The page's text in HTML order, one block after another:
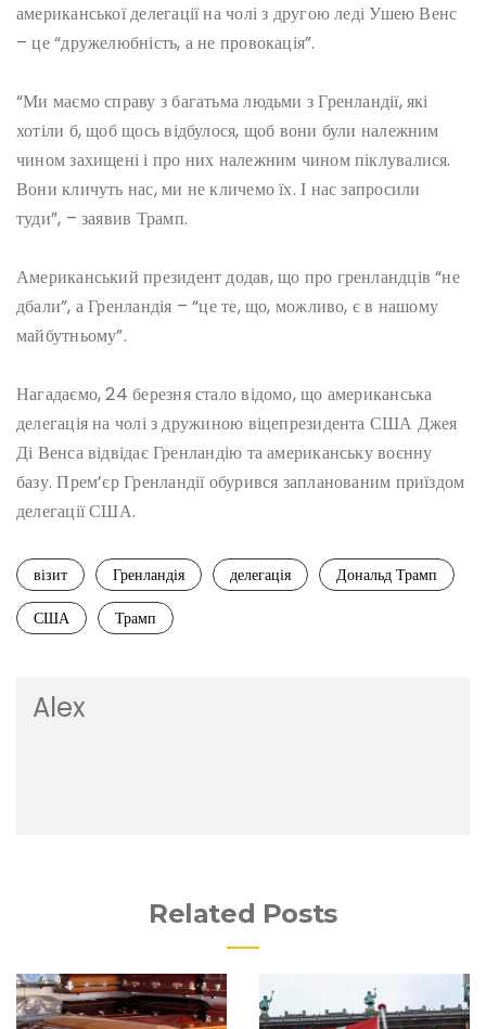
американської делегації на чолі з другою леді Ушею Венс
– це “дружелюбність, а не провокація”.
“Ми маємо справу з багатьма людьми з Гренландії, які
хотіли б, щоб щось відбулося, щоб вони були належним
чином захищені і про них належним чином піклувалися.
Вони кличуть нас, ми не кличемо їх. І нас запросили
туди”, – заявив Трамп.
Американський президент додав, що про гренландців “не
дбали”, а Гренландія – “це те, що, можливо, є в нашому
майбутньому”.
Нагадаємо, 24 березня стало відомо, що американська
делегація на чолі з дружиною віцепрезидента США Джея
Ді Венса відвідає Гренландію та американську воєнну
базу. Прем’єр Гренландії обурився запланованим приїздом
делегації США.
візит Гренландія делегація
Дональд Трамп
США
Трамп
Alex
Related Posts